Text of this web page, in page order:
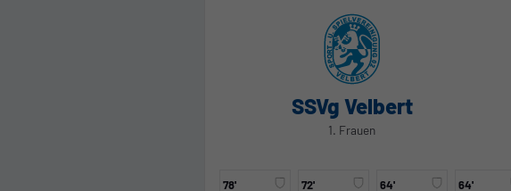
SSVg Velbert
1. Frauen
78' 72' 64' 64'